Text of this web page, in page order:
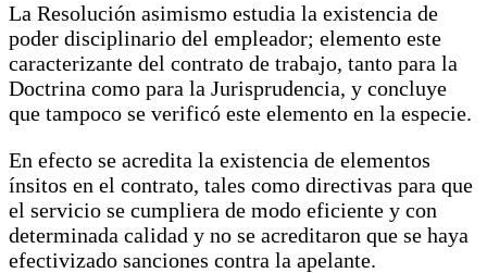
La Resolución asimismo estudia la existencia de
poder disciplinario del empleador; elemento este
caracterizante del contrato de trabajo, tanto para la
Doctrina como para la Jurisprudencia, y concluye
que tampoco se verificó este elemento en la especie.
En efecto se acredita la existencia de elementos
ínsitos en el contrato, tales como directivas para que
el servicio se cumpliera de modo eficiente y con
determinada calidad y no se acreditaron que se haya
efectivizado sanciones contra la apelante.